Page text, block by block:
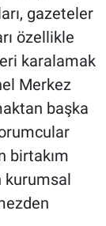
gazeteler
özellikle
karalamak
Merkez
başka
birtakım
kurumsal